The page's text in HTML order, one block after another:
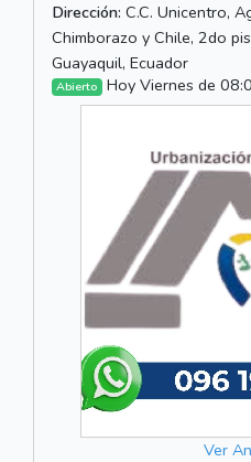
Dirección: C.C. Unicentro,
Chimborazo y Chile, 2do
Guayaquil, Ecuador
Abierto Hoy Viernes de
Ver